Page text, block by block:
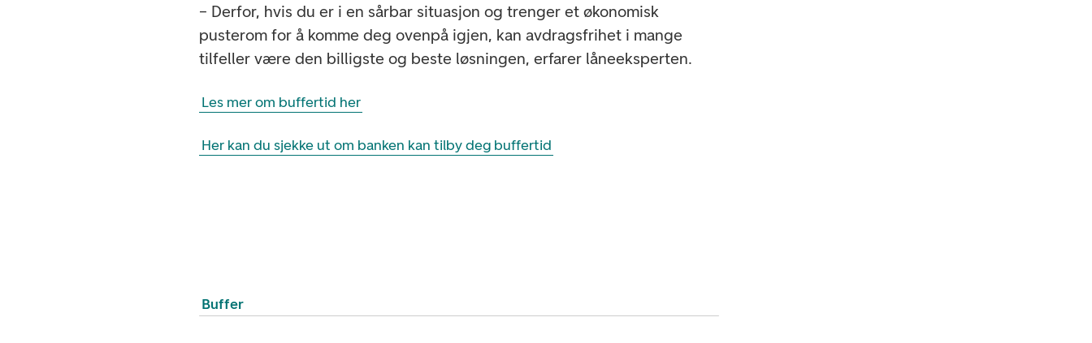
– Derfor, hvis du er i en sårbar situasjon og trenger et økonomisk
pusterom for å komme deg ovenpå igjen, kan avdragsfrihet i mange
tilfeller være den billigste og beste løsningen, erfarer låneeksperten.
Les mer om buffertid her
Her kan du sjekke ut om banken kan tilby deg buffertid
Buffer